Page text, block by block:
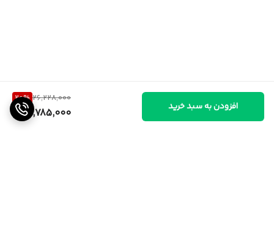
26,228,000
20%
20,785,000 افزودن به سبد خرید